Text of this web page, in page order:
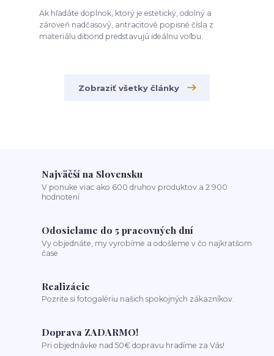
Ak hľadáte doplnok, ktorý je estetický, odolný a
zároveň nadčasový, antracitové popisné čísla z
materiálu dibond predstavujú ideálnu voľbu.
Zobraziť všetky články
Najväčší na Slovensku
V ponuke viac ako 600 druhov produktov a 2 900
hodnotení
Odosielame do 5 pracovných dní
Vy objednáte, my vyrobíme a odošleme v čo najkratšom
čase
Realizácie
Pozrite si fotogalériu našich spokojných zákazníkov.
Doprava ZADARMO!
Pri objednávke nad 50€ dopravu hradíme za Vás!